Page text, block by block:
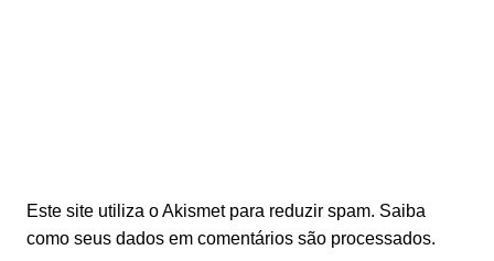
Este site utiliza o Akismet para reduzir spam. Saiba
como seus dados em comentários são processados.